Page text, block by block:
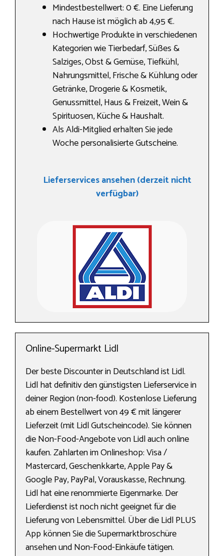
Mindestbestellwert: 0 €. Eine Lieferung
nach Hause ist möglich ab 4,95 €.
Hochwertige Produkte in verschiedenen
Kategorien wie Tierbedarf, Süßes &
Salziges, Obst & Gemüse, Tiefkühl,
Nahrungs­mittel, Frische & Kühlung oder
Getränke, Drogerie & Kosmetik,
Genussmittel, Haus & Freizeit, Wein &
Spirituosen, Küche & Haushalt.
Als Aldi-Mitglied erhalten Sie jede
Woche personalisierte Gutscheine.
Lieferservices ansehen (derzeit nicht
verfügbar)
Online-Supermarkt Lidl
Der beste Discounter in Deutschland ist Lidl.
Lidl hat definitiv den günstigsten Lieferservice in
deiner Region (non-food). Kostenlose Lieferung
ab einem Bestellwert von 49 € mit längerer
Lieferzeit (mit Lidl Gutscheincode). Sie können
die Non-Food-Angebote von Lidl auch online
kaufen. Zahlarten im Onlineshop: Visa /
Mastercard, Geschenkkarte, Apple Pay &
Google Pay, PayPal, Vorauskasse, Rechnung.
Lidl hat eine renommierte Eigenmarke. Der
Lieferdienst ist noch nicht geeignet für die
Lieferung von Lebensmittel. Über die Lidl PLUS
App können Sie die Supermarktbroschüre
ansehen und Non-Food-Einkäufe tätigen.